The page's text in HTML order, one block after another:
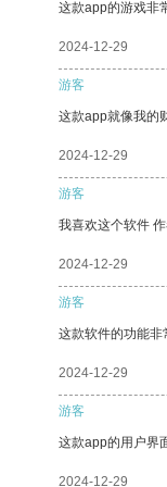
这款app的游戏非
2024-12-29
游客
这款app就像我的
2024-12-29
游客
我喜欢这个软件
2024-12-29
游客
这款软件的功能非
2024-12-29
游客
这款app的用户界
2024-12-29